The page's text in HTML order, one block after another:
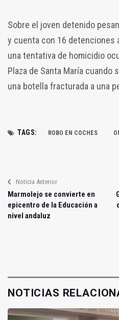
Sobre el joven detenido
y cuenta con 16 detenciones
una tentativa de homicidio
Plaza de Santa María
una botella fracturada a una
TAGS: ROBO EN COCHES
Noticia Anterior
Marmolejo se convierte en
epicentro de la Educación a
nivel andaluz
NOTICIAS